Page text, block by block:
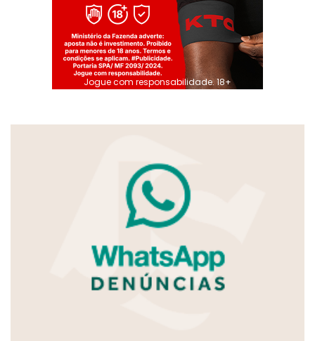
Jogue com responsabilidade. 18+